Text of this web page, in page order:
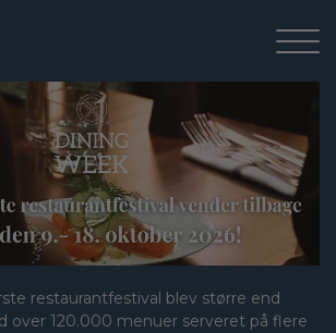
restaurantfestival blev større end
over 120.000 menuer serveret på flere